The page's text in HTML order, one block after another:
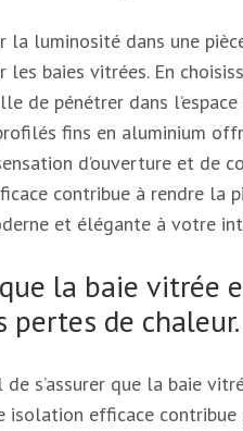
la luminosité dans une
les baies vitrées. En
de pénétrer dans
fins en aluminium
d’ouverture et de
contribue à rendre la
et élégante à votre
que la baie
pertes de chaleur.
s’assurer que la baie
isolation efficace